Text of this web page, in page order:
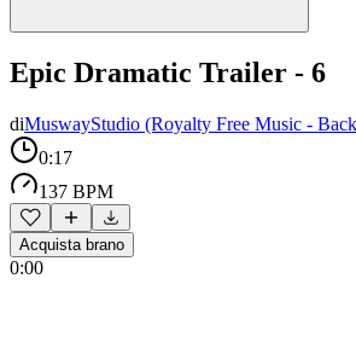
Epic Dramatic Trailer - 6
diMuswayStudio (Royalty Free Music -
0:17
137 BPM
Acquista brano
0:00